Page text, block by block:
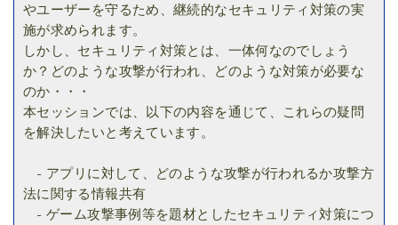
やユーザーを守るため、継続的なセキュリティ対策の実
施が求められます。
しかし、セキュリティ対策とは、一体何なのでしょう
か？どのような攻撃が行われ、どのような対策が必要な
のか・・・
本セッションでは、以下の内容を通じて、これらの疑問
を解決したいと考えています。
- アプリに対して、どのような攻撃が行われるか攻撃方
法に関する情報共有
- ゲーム攻撃事例等を題材としたセキュリティ対策につ